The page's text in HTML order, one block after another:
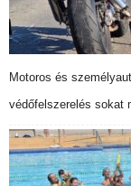
Motoros és
védőfelszerelés sokat